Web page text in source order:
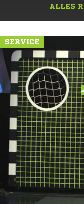
ALLES
SERVICE